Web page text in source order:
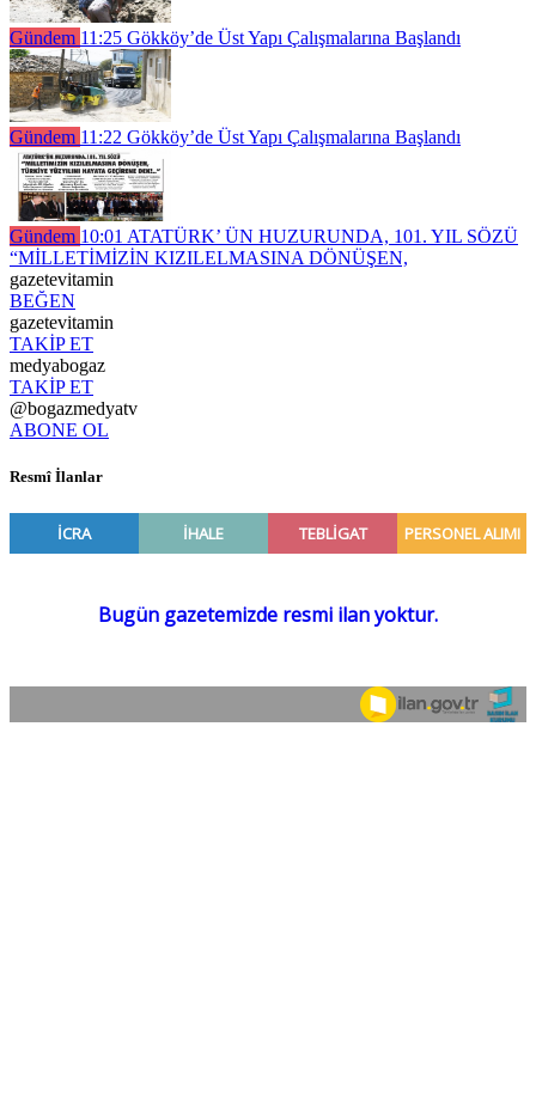
Gündem 11:25 Gökköy’de Üst Yapı Çalışmalarına Başlandı
Gündem 11:22 Gökköy’de Üst Yapı Çalışmalarına Başlandı
Gündem 10:01 ATATÜRK’ ÜN HUZURUNDA, 101. YIL SÖZÜ
“MİLLETİMİZİN KIZILELMASINA DÖNÜŞEN,
gazetevitamin
BEĞEN
gazetevitamin
TAKİP ET
medyabogaz
TAKİP ET
@bogazmedyatv
ABONE OL
Resmî İlanlar